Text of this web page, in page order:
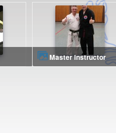
master instructor